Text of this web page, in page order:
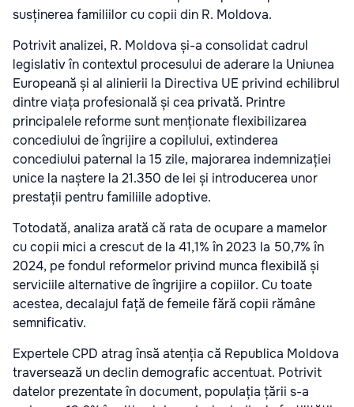
susținerea familiilor cu copii din R. Moldova.
Potrivit analizei, R. Moldova și-a consolidat cadrul
legislativ în contextul procesului de aderare la Uniunea
Europeană și al alinierii la Directiva UE privind echilibrul
dintre viața profesională și cea privată. Printre
principalele reforme sunt menționate flexibilizarea
concediului de îngrijire a copilului, extinderea
concediului paternal la 15 zile, majorarea indemnizației
unice la naștere la 21.350 de lei și introducerea unor
prestații pentru familiile adoptive.
Totodată, analiza arată că rata de ocupare a mamelor
cu copii mici a crescut de la 41,1% în 2023 la 50,7% în
2024, pe fondul reformelor privind munca flexibilă și
serviciile alternative de îngrijire a copiilor. Cu toate
acestea, decalajul față de femeile fără copii rămâne
semnificativ.
Expertele CPD atrag însă atenția că Republica Moldova
traversează un declin demografic accentuat. Potrivit
datelor prezentate în document, populația țării s-a